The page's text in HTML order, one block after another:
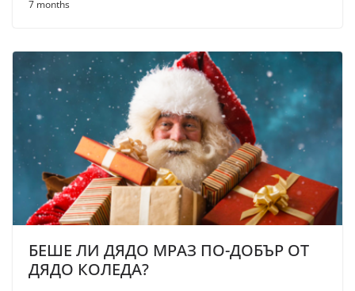
7 months
БЕШЕ ЛИ ДЯДО МРАЗ ПО-ДОБЪР ОТ
ДЯДО КОЛЕДА?